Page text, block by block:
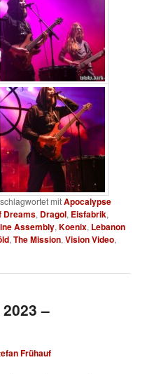
mitApocalypse
Dreams, Dragol, Eisfabrik,
Assembly,Koenix, Lebanon
,The Mission,Vision Video,
–
Frühauf